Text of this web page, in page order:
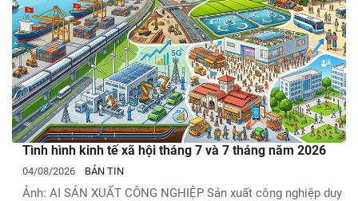
Tình hình kinh tế xã hội tháng 7 và 7 tháng năm 2026
04/08/2026 BẢN TIN
Ảnh: AI SẢN XUẤT CÔNG NGHIỆP Sản xuất công nghiệp duy